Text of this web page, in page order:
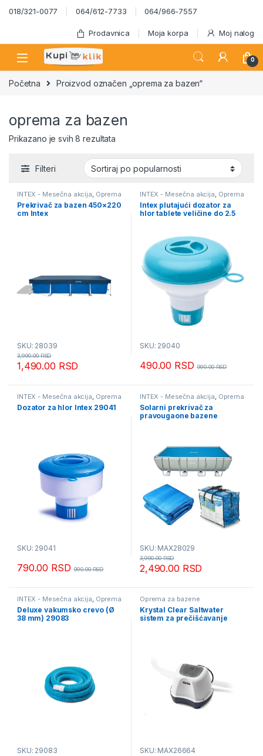
Skip to navigation
Skip to content
018/321-0077 064/612-7733 064/966-7557
Prodavnica Moja korpa Moj nalog
0
Početna Proizvod označen „oprema za bazen“
oprema za bazen
Prikazano je svih 8 rezultataSortirano po popularnosti
Filteri
INTEX - Mesečna akcija, Oprema
za bazene
Prekrivač za bazen 450×220
cm Intex
SKU: 28039
1,490.00 RSD
3,990.00RSD
INTEX - Mesečna akcija, Oprema
za bazene
Intex plutajući dozator za
hlor tablete veličine do 2.5
SKU: 29040
490.00 RSD 990.00RSD
INTEX - Mesečna akcija, Oprema
za bazene
Dozator za hlor Intex 29041
SKU: 29041
790.00 RSD 990.00RSD
INTEX - Mesečna akcija, Oprema
za bazene
Solarni prekrivač za
pravougaone bazene
SKU: MAX28029
2,490.00 RSD
3,990.00RSD
INTEX - Mesečna akcija, Oprema
za bazene
Deluxe vakumsko crevo (Ø
38 mm) 29083
SKU: 29083
Oprema za bazene
Krystal Clear Saltwater
sistem za prečišćavanje
SKU: MAX26664